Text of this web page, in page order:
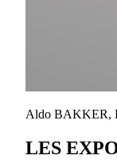
Aldo BAKKER,
LES